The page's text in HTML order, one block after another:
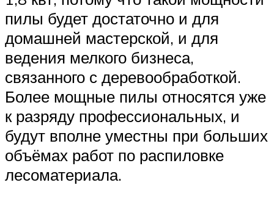
пилы будет достаточно и для
домашней мастерской, и для
ведения мелкого бизнеса,
связанного с деревообработкой.
Более мощные пилы относятся уже
к разряду профессиональных, и
будут вполне уместны при больших
объёмах работ по распиловке
лесоматериала.